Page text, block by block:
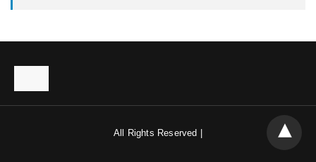
All Rights Reserved |